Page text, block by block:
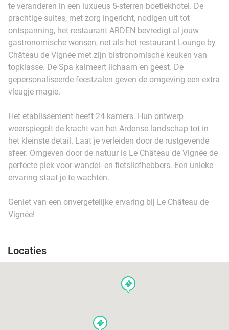
te veranderen in een luxueus 5-sterren boetiekhotel. De
prachtige suites, met zorg ingericht, nodigen uit tot
ontspanning, het restaurant ARDEN bevredigt al jouw
gastronomische wensen, net als het restaurant Lounge by
Château de Vignée met zijn bistronomische keuken van
topklasse. De Spa kalmeert lichaam en geest. De
gepersonaliseerde feestzalen geven de omgeving een extra
vleugje magie.
Het etablissement heeft 24 kamers. Hun ontwerp
weerspiegelt de kracht van het Ardense landschap tot in
het kleinste detail. Laat je verleiden door de rustgevende
sfeer. Omgeven door de natuur is Le Château de Vignée de
perfecte plek voor wandel- en fietsliefhebbers. Een unieke
ervaring staat je te wachten.
Geniet van een onvergetelijke ervaring bij Le Château de
Vignée!
Locaties
events
events